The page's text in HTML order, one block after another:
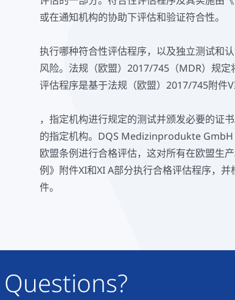
或在通知机构的协助下评估和验证符合性。
执行哪种符合性评估程序，以及独立测试和
风险。法规（欧盟）2017/745（MDR）规
评估程序是基于法规（欧盟）2017/745附件
，指定机构进行规定的测试并颁发必要的证
的指定机构。DQS Medizinprodukte GmbH
欧盟条例进行合格评估，这对所有在欧盟生
例》附件XI和XI A部分执行合格评估程序，
件。